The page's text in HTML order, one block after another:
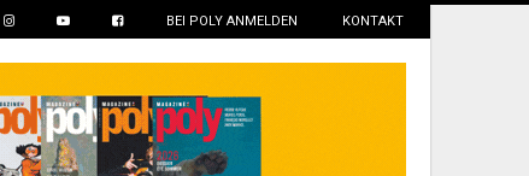
BEI POLY ANMELDEN KONTAKT